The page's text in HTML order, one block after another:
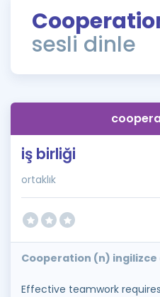
ÖSYM Sınav Takvimi
Kampanyalar
İngilizce Gramer
sesli dinle
iş birliği
ortaklık
Cooperation (n) ingilizce
Effective teamwork